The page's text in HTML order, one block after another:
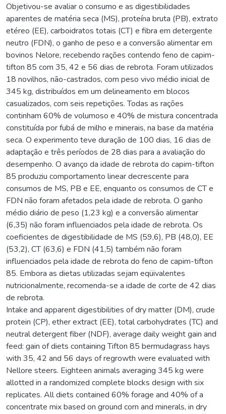
Objetivou-se avaliar o consumo e as digestibilidades
aparentes de matéria seca (MS), proteína bruta (PB), extrato
etéreo (EE), carboidratos totais (CT) e fibra em detergente
neutro (FDN), o ganho de peso e a conversão alimentar em
bovinos Nelore, recebendo rações contendo feno de capim-
tifton 85 com 35, 42 e 56 dias de rebrota. Foram utilizados
18 novilhos, não-castrados, com peso vivo médio inicial de
345 kg, distribuídos em um delineamento em blocos
casualizados, com seis repetições. Todas as rações
continham 60% de volumoso e 40% de mistura concentrada
constituída por fubá de milho e minerais, na base da matéria
seca. O experimento teve duração de 100 dias, 16 dias de
adaptação e três períodos de 28 dias para a avaliação do
desempenho. O avanço da idade de rebrota do capim-tifton
85 produziu comportamento linear decrescente para
consumos de MS, PB e EE, enquanto os consumos de CT e
FDN não foram afetados pela idade de rebrota. O ganho
médio diário de peso (1,23 kg) e a conversão alimentar
(6,35) não foram influenciados pela idade de rebrota. Os
coeficientes de digestibilidade de MS (59,6), PB (48,0), EE
(53,2), CT (63,6) e FDN (41,5) também não foram
influenciados pela idade de rebrota do feno de capim-tifton
85. Embora as dietas utilizadas sejam eqüivalentes
nutricionalmente, recomenda-se a idade de corte de 42 dias
de rebrota.
Intake and apparent digestibilities of dry matter (DM), crude
protein (CP), ether extract (EE), total carbohydrates (TC) and
neutral detergent fiber (NDF), average daily weight gain and
feed: gain of diets containing Tifton 85 bermudagrass hays
with 35, 42 and 56 days of regrowth were evaluated with
Nellore steers. Eighteen animals averaging 345 kg were
allotted in a randomized complete blocks design with six
replicates. All diets contained 60% forage and 40% of a
concentrate mix based on ground corn and minerals, in dry